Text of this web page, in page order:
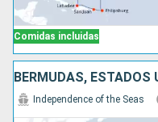
Comidas incluidas
BERMUDAS, ESTADOS
Independence of the Seas